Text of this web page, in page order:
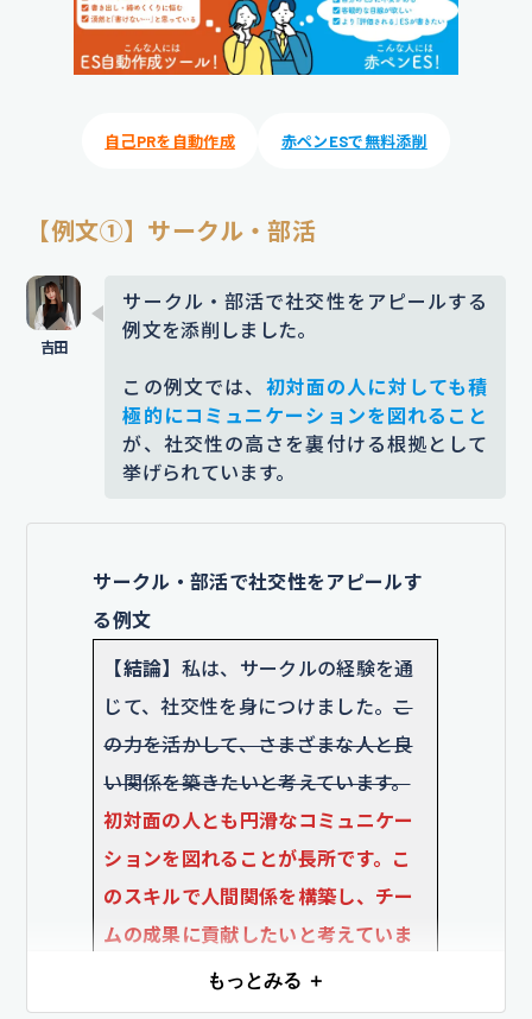
自己PRを自動作成 赤ペンESで無料添削
【例文①】サークル・部活
サークル・部活で社交性をアピールする
例文を添削しました。
この例文では、 初対面の人に対しても積
極的にコミュニケーションを図れること
が、社交性の高さを裏付ける根拠として
挙げられています。
サークル・部活で社交性をアピールす
る例文
【結論】 私は、サークルの経験を通
じて、社交性を身につけました。こ
の力を活かして、さまざまな人と良
い関係を築きたいと考えています。
初対面の人とも円滑なコミュニケー
ションを図れることが長所です。こ
のスキルで人間関係を構築し、チー
ムの成果に貢献したいと考えていま
もっとみる ＋